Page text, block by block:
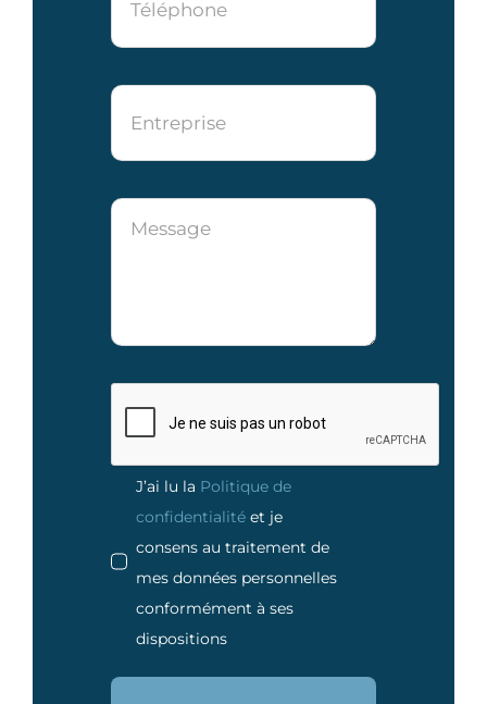
J’ai lu la Politique de
confidentialitéet je
consens au traitement de
mes données personnelles
conformément à ses
dispositions